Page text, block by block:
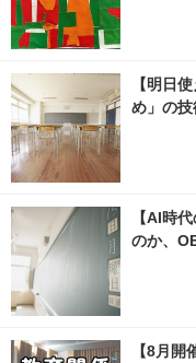
【明日
め」の技
【AI時
のか、
【8月